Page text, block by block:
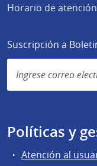
Horario de
Suscripción a
Simplenews
subscription
Políticas y
Atención al